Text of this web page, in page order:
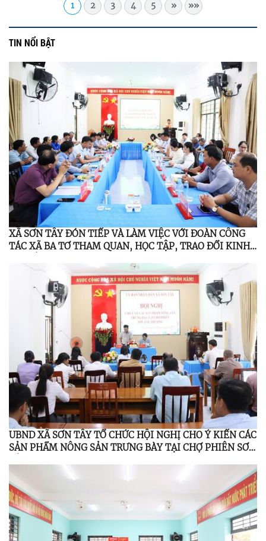
1 2 3 4 5 » »»
TIN NỔI BẬT
XÃ SƠN TÂY ĐÓN TIẾP VÀ LÀM VIỆC VỚI ĐOÀN CÔNG
TÁC XÃ BA TƠ THAM QUAN, HỌC TẬP, TRAO ĐỔI KINH
UBND XÃ SƠN TÂY TỔ CHỨC HỘI NGHỊ CHO Ý KIẾN CÁC
SẢN PHẨM NÔNG SẢN TRƯNG BÀY TẠI CHỢ PHIÊN SƠN